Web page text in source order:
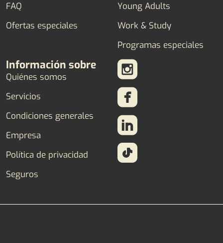
FAQ
Ofertas especiales
Young Adults
Work & Study
Programas especiales
Información sobre
Quiénes somos
Servicios
Condiciones generales
Empresa
Política de privacidad
Seguros